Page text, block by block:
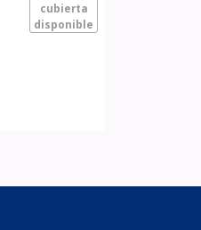
cubierta
disponible